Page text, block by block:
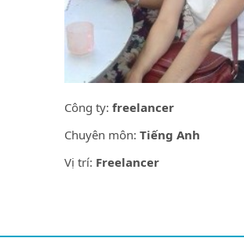
Công ty: freelancer
Chuyên môn: Tiếng Anh
Vị trí: Freelancer